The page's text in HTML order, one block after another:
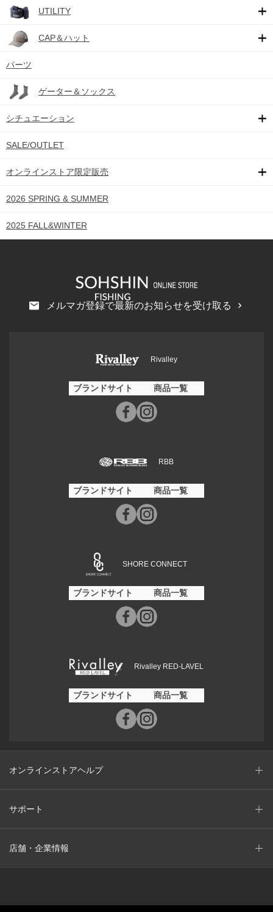
UTILITY
CAP＆ハット
パーツ
ゲーター＆ソックス
シチュエーション
SALE/OUTLET
オンラインストア限定販売
2026 SPRING & SUMMER
2025 FALL&WINTER
メルマガ登録で最新のお知らせを受け取る
Rivalley
ブランドサイト 商品一覧
RBB
ブランドサイト 商品一覧
SHORE CONNECT
ブランドサイト 商品一覧
Rivalley RED-LAVEL
ブランドサイト 商品一覧
オンラインストアヘルプ
サポート
店舗・企業情報